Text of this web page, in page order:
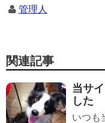
管理人
関連記事
当サ
した
いつも